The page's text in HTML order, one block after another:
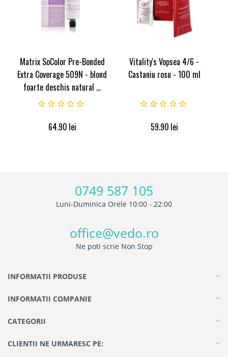
Matrix SoColor Pre-Bonded
Extra Coverage 509N - blond
foarte deschis natural ...
64.90 lei
Vitality's Vopsea 4/6 -
Castaniu rosu - 100 ml
59.90 lei
0749 587 105
Luni-Duminica Orele 10:00 - 22:00
office@vedo.ro
Ne poti scrie Non Stop
INFORMATII PRODUSE
INFORMATII COMPANIE
CATEGORII
CLIENTII NE URMARESC PE: